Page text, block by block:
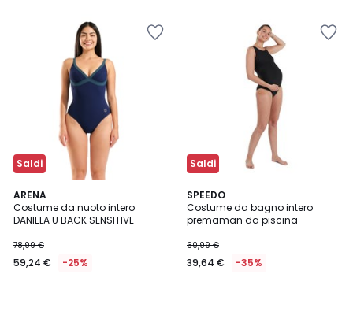
Saldi
ARENA
Costume da nuoto intero
DANIELA U BACK SENSITIVE
78,99 €
59,24 € -25%
Saldi
SPEEDO
Costume da bagno intero
premaman da piscina
60,99 €
39,64 € -35%